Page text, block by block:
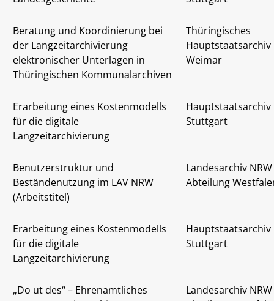
Beratung und Koordinierung bei
der Langzeitarchivierung
elektronischer Unterlagen in
Thüringischen Kommunalarchiven
Thüringisches
Hauptstaatsarchiv
Weimar
Erarbeitung eines Kostenmodells
für die digitale
Langzeitarchivierung
Hauptstaatsarchiv
Stuttgart
Benutzerstruktur und
Beständenutzung im LAV NRW
(Arbeitstitel)
Landesarchiv NRW
Abteilung
Erarbeitung eines Kostenmodells
für die digitale
Langzeitarchivierung
Hauptstaatsarchiv
Stuttgart
„Do ut des“ – Ehrenamtliches
Landesarchiv NRW